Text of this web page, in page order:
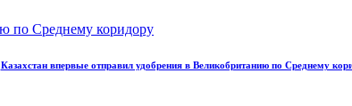
Казахстан впервые отправил удобрения в Великобританию по Среднему